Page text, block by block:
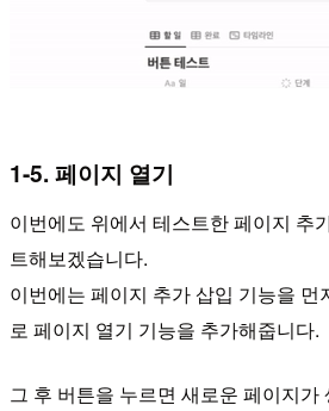
1-5. 페이지 열기
이번에도 위에서 테스트한 페이지 추
트해보겠습니다.
이번에는 페이지 추가 삽입 기능을 먼
로 페이지 열기 기능을 추가해줍니다.
그 후 버튼을 누르면 새로운 페이지가